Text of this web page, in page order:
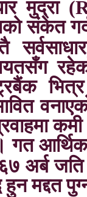
मुद्रा
संकेत
आर्थिक
६७ अर्ब जति
हुन मद्दत